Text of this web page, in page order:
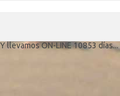
Y llevamos ON-LINE 10853 días...